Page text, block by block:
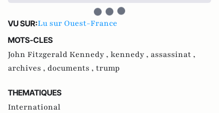
VU SUR:Lu sur Ouest-France
MOTS-CLES
John Fitzgerald Kennedy , kennedy , assassinat ,
archives , documents , trump
THEMATIQUES
International